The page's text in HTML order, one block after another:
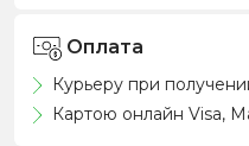
Оплата
Курьеру при
Картою онлайн Visa,